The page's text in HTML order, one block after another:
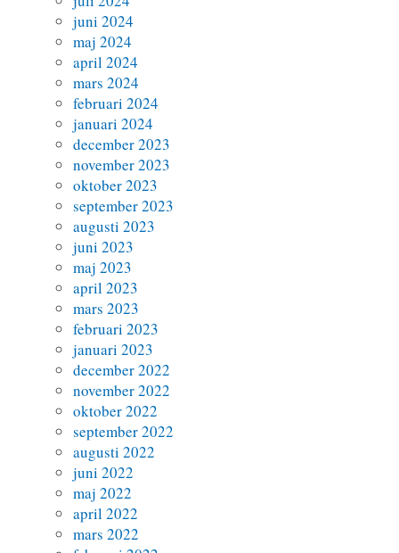
juni 2024
maj 2024
april 2024
mars 2024
februari 2024
januari 2024
december 2023
november 2023
oktober 2023
september 2023
augusti 2023
juni 2023
maj 2023
april 2023
mars 2023
februari 2023
januari 2023
december 2022
november 2022
oktober 2022
september 2022
augusti 2022
juni 2022
maj 2022
april 2022
mars 2022